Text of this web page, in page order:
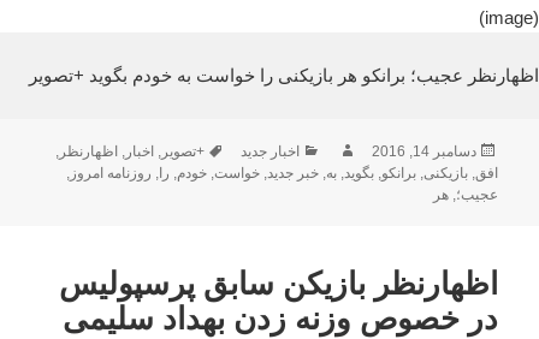
(image)
اظهارنظر عجیب؛ برانکو هر بازیکنی را خواست به خودم بگوید +تصویر
ارسال
شده
در
دسامبر 14, 2016 نویسندهدسته‌ها
اخبار جدید برچسب‌ها
+تصویر ,اخبار ,اظهارنظر
افق ,بازیکنی ,برانکو ,بگوید ,به ,خبر جدید ,خواست ,خودم را روزنامه امروز
عجیب؛ ,هر
اظهارنظر بازیکن سابق پرسپولیس
در خصوص وزنه زدن بهداد سلیمی